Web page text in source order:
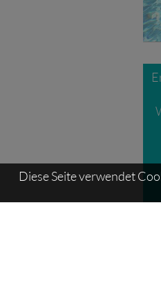
Diese Seite verwendet